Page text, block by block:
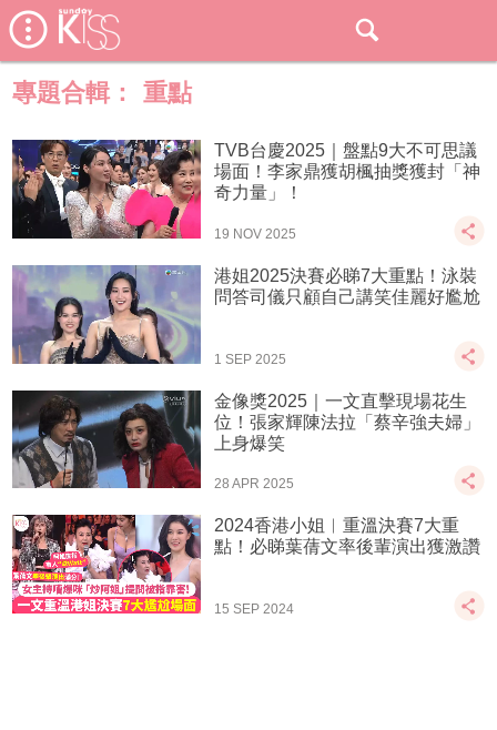
專題合輯： 重點
TVB台慶2025｜盤點9大不可思議
場面！李家鼎獲胡楓抽獎獲封「神
奇力量」！
19 NOV 2025
港姐2025決賽必睇7大重點！泳裝
問答司儀只顧自己講笑佳麗好尷尬
1 SEP 2025
金像獎2025｜一文直擊現場花生
位！張家輝陳法拉「蔡辛強夫婦」
上身爆笑
28 APR 2025
2024香港小姐︱重溫決賽7大重
點！必睇葉蒨文率後輩演出獲激讚
15 SEP 2024